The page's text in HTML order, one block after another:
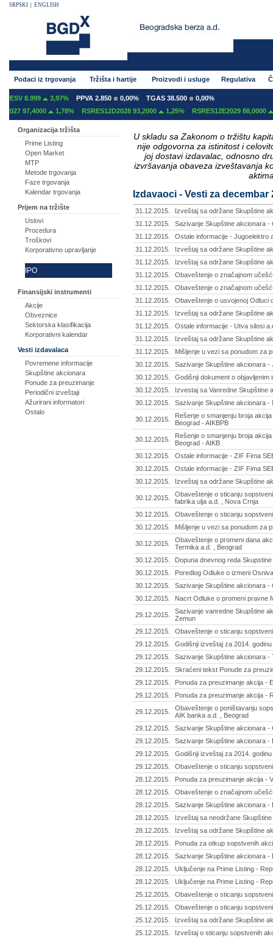
SRPSKI ENGLISH
Podaci iz trgovanja Tržišta i hartije Proizvodi i usluge Regulativa
3,97% PPVA 2.850 0,00% TGAS 38.500
0,00%
1,78% RSRES12D2028 93,2000 1,25% RSRES12E2029 88,0000 1,38%
Organizacija tržišta
Prime Listing
Open Market
MTP
Metode trgovanja
Faze trgovanja
Kalendar trgovanja
Prijem na tržište
Uslovi
Procedura
Troškovi
Korporativno upravljanje
IPO
Finansijski instrumenti
Akcije
Obveznice
Sektorska klasifikacija
Korporativni kalendar
Vesti izdavalaca
Povremene informacije
Skupštine akcionara
Ponude za preuzimanje
Periodični izveštaji
Ažurirani informatori
Ostalo
U skladu sa Zakonom o tržištu
nije odgovorna za istinitost i
joj dostavi izdavalac, odnosno
izvršavanja obaveza izveštavanja
Izdavaoci - Vesti za decembar
31.12.2015.
Izveštaj sa održane Skupštine
31.12.2015.
Sazivanje Skupštine akcionara -
31.12.2015.
Ostale informacije - Jugoelektro
31.12.2015.
Izveštaj sa održane Skupštine
31.12.2015.
Izveštaj sa održane Skupštine
31.12.2015.
Obaveštenje o značajnom
31.12.2015.
Obaveštenje o značajnom
31.12.2015.
Obaveštenje o usvojenoj Odluci
31.12.2015.
Izveštaj sa održane Skupštine
31.12.2015.
Ostale informacije - Utva silosi
31.12.2015.
Izveštaj sa održane Skupštine
31.12.2015.
Mišljenje u vezi sa ponudom za
30.12.2015.
Sazivanje Skupštine akcionara -
30.12.2015.
Godišnji dokument o
30.12.2015.
Izvestaj sa Vanredne Skupštine
30.12.2015.
Sazivanje Skupštine akcionara -
30.12.2015.
Rešenje o smanjenju broja
Beograd - AIKBPB
30.12.2015.
Rešenje o smanjenju broja
Beograd - AIKB
30.12.2015.
Ostale informacije - ZIF Fima
30.12.2015.
Ostale informacije - ZIF Fima
30.12.2015.
Izveštaj sa održane Skupštine
30.12.2015.
Obaveštenje o sticanju
fabrika ulja a.d. , Nova Crnja
30.12.2015.
Obaveštenje o sticanju
30.12.2015.
Mišljenje u vezi sa ponudom za
30.12.2015.
Obaveštenje o promeni dana
Termika a.d. , Beograd
30.12.2015.
Dopuna dnevnog reda
30.12.2015.
Poredlog Odluke o izmeni
30.12.2015.
Sazivanje Skupštine akcionara -
30.12.2015.
Nacrt Odluke o promeni pravne
29.12.2015.
Sazivanje vanredne Skupštine
Zemun
29.12.2015.
Obaveštenje o sticanju
29.12.2015.
Godišnji izveštaj za 2014.
29.12.2015.
Sazivanje Skupštine akcionara -
29.12.2015.
Skraćeni tekst Ponude za
29.12.2015.
Ponuda za preuzimanje akcija -
29.12.2015.
Ponuda za preuzimanje akcija -
29.12.2015.
Obaveštenje o poništavanju
AIK banka a.d. , Beograd
29.12.2015.
Sazivanje Skupštine akcionara -
29.12.2015.
Sazivanje Skupštine akcionara -
29.12.2015.
Godišnji izveštaj za 2014.
29.12.2015.
Obaveštenje o sticanju
28.12.2015.
Ponuda za preuzimanje akcija -
28.12.2015.
Obaveštenje o značajnom
28.12.2015.
Sazivanje Skupštine akcionara -
28.12.2015.
Izveštaj sa neodržane
28.12.2015.
Izveštaj sa održane Skupštine
28.12.2015.
Ponuda za otkup sopstvenih
28.12.2015.
Sazivanje Skupštine akcionara -
28.12.2015.
Uključenje na Prime Listing -
28.12.2015.
Uključenje na Prime Listing -
25.12.2015.
Obaveštenje o sticanju
25.12.2015.
Obaveštenje o sticanju
25.12.2015.
Izveštaj sa održane Skupštine
25.12.2015.
Izveštaj o sticanju sopstvenih